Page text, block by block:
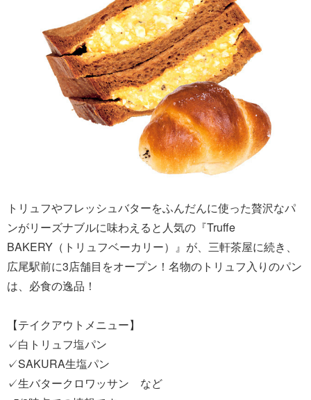
トリュフやフレッシュバターをふんだんに使った贅沢なパ
ンがリーズナブルに味わえると人気の『Truffe
BAKERY（トリュフベーカリー）』が、三軒茶屋に続き、
広尾駅前に3店舗目をオープン！名物のトリュフ入りのパン
は、必食の逸品！
【テイクアウトメニュー】
✓白トリュフ塩パン
✓SAKURA生塩パン
✓生バタークロワッサン など